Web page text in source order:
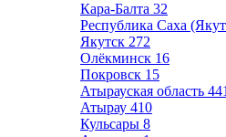
Кара-Балта 32
Республика Саха
Якутск 272
Олёкминск 16
Покровск 15
Атырауская область 441
Атырау 410
Кульсары 8